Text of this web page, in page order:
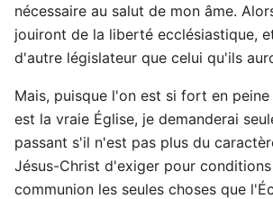
nécessaire au salut de mon âme.
jouiront de la liberté ecclésiastique,
d'autre législateur que celui qu'ils
Mais, puisque l'on est si fort en
est la vraie Église, je demanderai
passant s'il n'est pas plus du
Jésus-Christ d'exiger pour
communion les seules choses que